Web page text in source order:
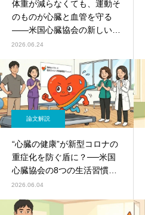
体重が減らなくても、運動そ
のものが心臓と血管を守る
――米国心臓協会の新しい科
学的声明（2026）
2026.06.24
論文解説
“心臓の健康”が新型コロナの
重症化を防ぐ盾に？──米国
心臓協会の8つの生活習慣
「Life’s Essential 8」最新研
2026.06.04